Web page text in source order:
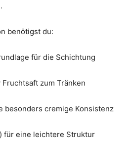
benötigst du:
für die Schichtung
zum Tränken
besonders cremige Konsistenz
für eine leichtere Struktur